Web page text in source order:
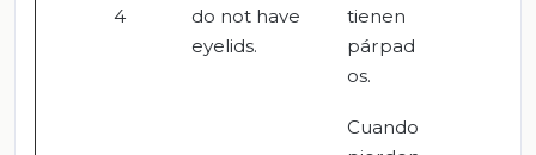
4
do not have
eyelids.
tienen
párpad
os.
Cuando